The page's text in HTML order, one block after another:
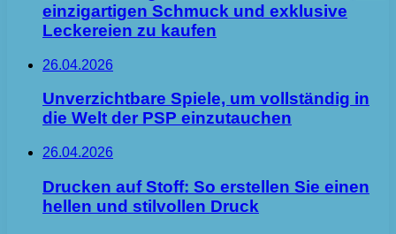
einzigartigen Schmuck und exklusive
Leckereien zu kaufen
26.04.2026
Unverzichtbare Spiele, um vollständig in
die Welt der PSP einzutauchen
26.04.2026
Drucken auf Stoff: So erstellen Sie einen
hellen und stilvollen Druck